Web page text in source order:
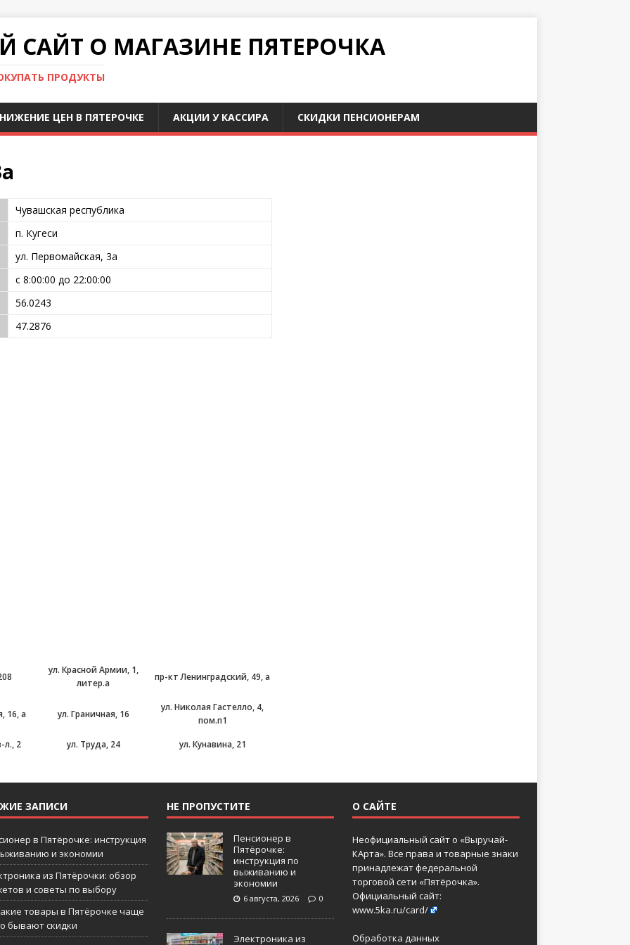
О МАГАЗИНЕ ПЯТЕРОЧКА
ПРОДУКТЫ
ЦЕН В ПЯТЕРОЧКЕ АКЦИИ У КАССИРА СКИДКИ ПЕНСИОНЕРАМ
Чувашская республика
п. Кугеси
ул. Первомайская, 3а
с 8:00:00 до 22:00:00
56.0243
47.2876
ул. Красной Армии, 1,
литер.а
пр-кт Ленинградский, 49, а
16, а ул. Граничная, 16
ул. Николая Гастелло, 4,
пом.п1
л., 2 ул. Труда, 24 ул. Кунавина, 21
ЗАПИСИ
в Пятёрочке: инструкция
и экономии
из Пятёрочки: обзор
и советы по выбору
товары в Пятёрочке чаще
бывают скидки
НЕ ПРОПУСТИТЕ
Пенсионер в
Пятёрочке:
инструкция по
выживанию и
экономии
6 августа, 2026 0
Электроника из
О САЙТЕ
Неофициальный сайт о «Выручай-
КАрта». Все права и товарные знаки
принадлежат федеральной
торговой сети «Пятёрочка».
Официальный сайт:
www.5ka.ru/card/
Обработка данных